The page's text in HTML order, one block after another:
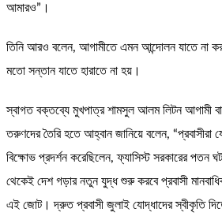
আমারও”।
তিনি আরও বলেন, আগামীতে এমন আন্দোলন যাতে না
মতো সন্তান যাতে হারাতে না হয়।
স্বাগত বক্তব্যে মুখপাত্র শামসুল আলম লিটন আগামী
তরুণদের তৈরি হতে আহ্বান জানিয়ে বলেন, “প্রবাসীরা
বিক্ষোভ প্রদর্শন করেছিলেন, ফ্যাসিস্ট সরকারের পতন
থেকেই দেশ গড়ার নতুন যুদ্ধ শুরু করবে প্রবাসী
এই জোট। দ্রুত প্রবাসী জুলাই যোদ্ধাদের স্বীকৃতি